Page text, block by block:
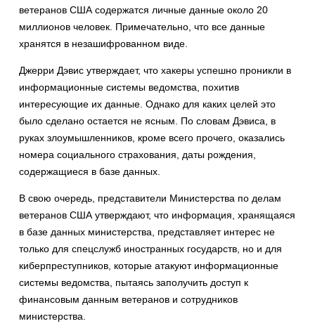
ветеранов США содержатся личные данные около 20
миллионов человек. Примечательно, что все данные
хранятся в незашифрованном виде.
Джерри Дэвис утверждает, что хакеры успешно проникли в
информационные системы ведомства, похитив
интересующие их данные. Однако для каких целей это
было сделано остается не ясным. По словам Дэвиса, в
руках злоумышленников, кроме всего прочего, оказались
номера социального страхования, даты рождения,
содержащиеся в базе данных.
В свою очередь, представители Министерства по делам
ветеранов США утверждают, что информация, хранящаяся
в базе данных министерства, представляет интерес не
только для спецслужб иностранных государств, но и для
киберпреступников, которые атакуют информационные
системы ведомства, пытаясь заполучить доступ к
финансовым данным ветеранов и сотрудников
министерства.